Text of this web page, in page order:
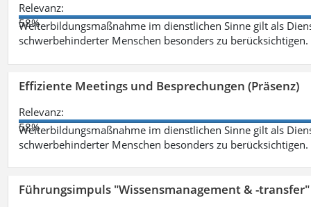
Relevanz:
58%
Weiterbildungsmaßnahme im dienstlichen Sinne gilt als
schwerbehinderter Menschen besonders zu berücksichtigen.
Effiziente Meetings und Besprechungen (Präsenz)
Relevanz:
58%
Weiterbildungsmaßnahme im dienstlichen Sinne gilt als
schwerbehinderter Menschen besonders zu berücksichtigen.
Führungsimpuls "Wissensmanagement & -